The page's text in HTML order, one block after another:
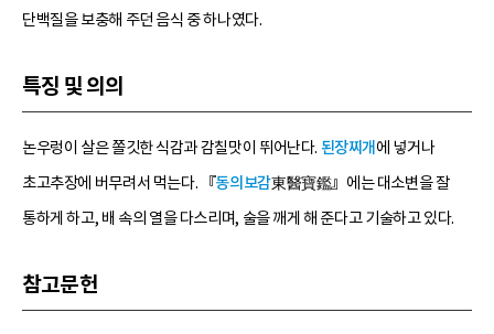
단백질을 보충해 주던 음식 중 하나였다.
특징 및 의의
논우렁이 살은 쫄깃한 식감과 감칠맛이 뛰어난다. 된장찌개 에 넣거나
초고추장에 버무려서 먹는다. 『동의보감東醫寶鑑』에는 대소변을 잘
통하게 하고, 배 속의 열을 다스리며, 술을 깨게 해 준다고 기술하고 있다.
참고문헌